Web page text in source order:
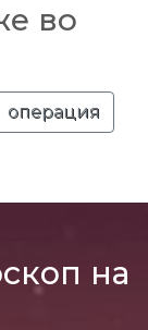
во
операция
на